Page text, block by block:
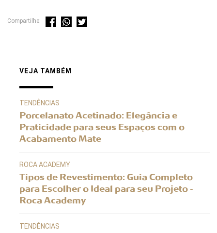
Compartilhe:
VEJA TAMBÉM
TENDÊNCIAS
Porcelanato Acetinado: Elegância e
Praticidade para seus Espaços com o
Acabamento Mate
ROCA ACADEMY
Tipos de Revestimento: Guia Completo
para Escolher o Ideal para seu Projeto -
Roca Academy
TENDÊNCIAS